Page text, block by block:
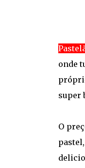
onde
super
O